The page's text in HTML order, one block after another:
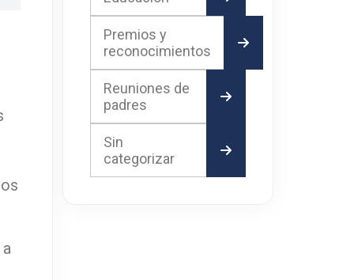
Premios y
reconocimientos
Reuniones de
padres
Sin
categorizar